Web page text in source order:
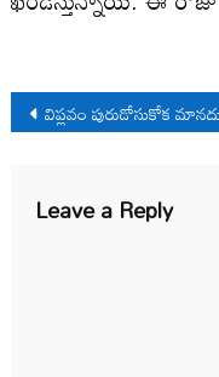
Post
navigation
విప్లవం పురుడోసుకోక
Leave a Reply